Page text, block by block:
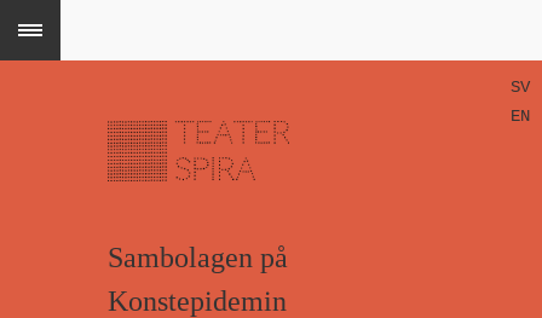
SV
EN
Sambolagen på
Konstepidemin